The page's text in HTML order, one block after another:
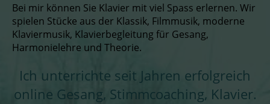
Bei mir können Sie Klavier mit viel Spass erlernen. Wir
spielen Stücke aus der Klassik, Filmmusik, moderne
Klaviermusik, Klavierbegleitung für Gesang,
Harmonielehre und Theorie.
Ich unterrichte seit Jahren erfolgreich
online Gesang, Stimmcoaching, Klavier.